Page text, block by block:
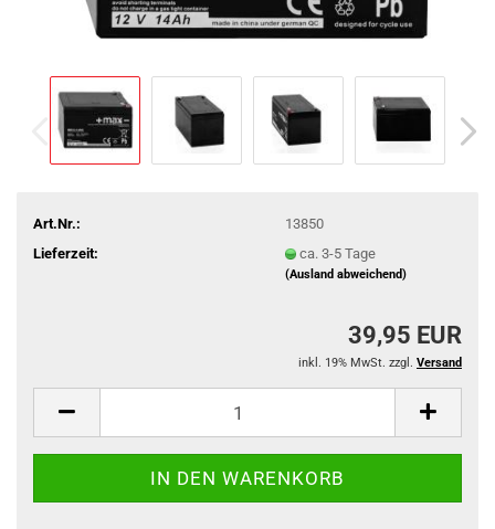
Art.Nr.:
13850
Lieferzeit:
ca. 3-5 Tage
(Ausland abweichend)
39,95 EUR
inkl. 19% MwSt. zzgl. Versand